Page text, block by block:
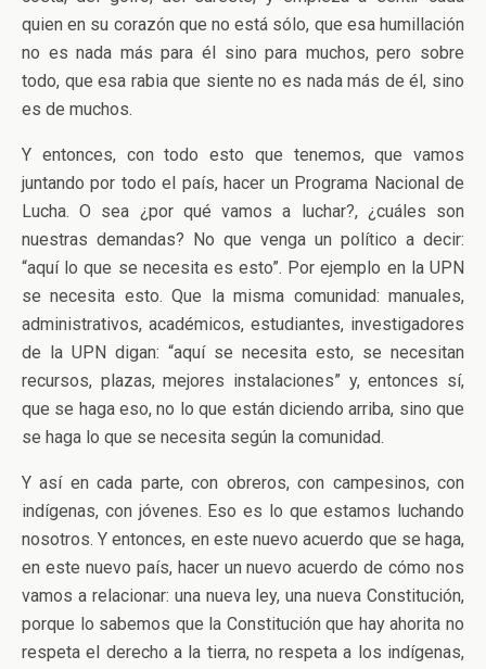
quien en su corazón que no está sólo, que esa humillación
no es nada más para él sino para muchos, pero sobre
todo, que esa rabia que siente no es nada más de él, sino
es de muchos.
Y entonces, con todo esto que tenemos, que vamos
juntando por todo el país, hacer un Programa Nacional de
Lucha. O sea ¿por qué vamos a luchar?, ¿cuáles son
nuestras demandas? No que venga un político a decir:
“aquí lo que se necesita es esto”. Por ejemplo en la UPN
se necesita esto. Que la misma comunidad: manuales,
administrativos, académicos, estudiantes, investigadores
de la UPN digan: “aquí se necesita esto, se necesitan
recursos, plazas, mejores instalaciones” y, entonces sí,
que se haga eso, no lo que están diciendo arriba, sino que
se haga lo que se necesita según la comunidad.
Y así en cada parte, con obreros, con campesinos, con
indígenas, con jóvenes. Eso es lo que estamos luchando
nosotros. Y entonces, en este nuevo acuerdo que se haga,
en este nuevo país, hacer un nuevo acuerdo de cómo nos
vamos a relacionar: una nueva ley, una nueva Constitución,
porque lo sabemos que la Constitución que hay ahorita no
respeta el derecho a la tierra, no respeta a los indígenas,